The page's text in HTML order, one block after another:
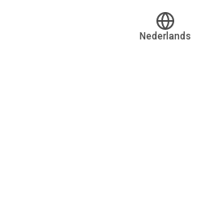
Nederlands